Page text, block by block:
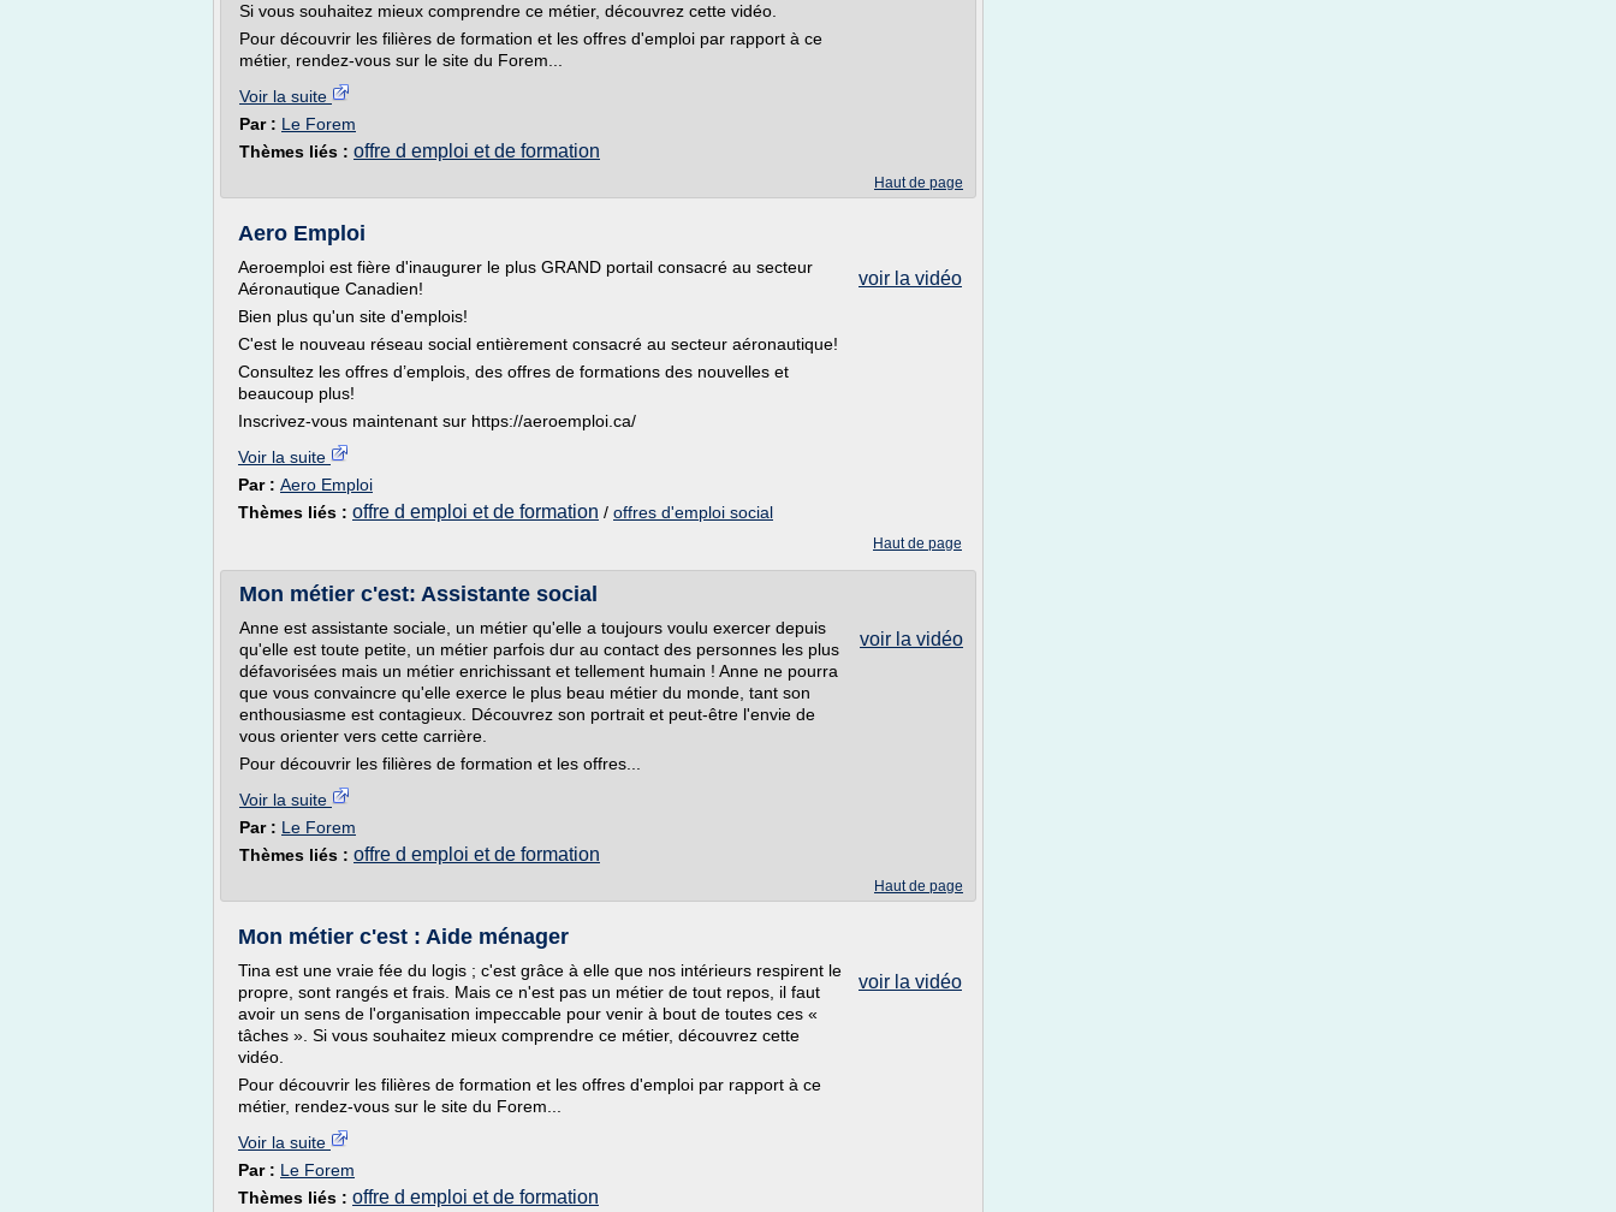
Si vous souhaitez mieux comprendre ce métier, découvrez cette vidéo.
Pour découvrir les filières de formation et les offres d'emploi par rapport à ce
métier, rendez-vous sur le site du Forem...
Voir la suite
Par : Le Forem
Thèmes liés : offre d emploi et de formation
Haut de page
Aero Emploi
voir la vidéo
Aeroemploi est fière d'inaugurer le plus GRAND portail consacré au secteur
Aéronautique Canadien!
Bien plus qu'un site d'emplois!
C'est le nouveau réseau social entièrement consacré au secteur aéronautique!
Consultez les offres d’emplois, des offres de formations des nouvelles et
beaucoup plus!
Inscrivez-vous maintenant sur https://aeroemploi.ca/
Voir la suite
Par : Aero Emploi
Thèmes liés : offre d emploi et de formation / offres d'emploi social
Haut de page
Mon métier c'est: Assistante social
voir la vidéo
Anne est assistante sociale, un métier qu'elle a toujours voulu exercer depuis
qu'elle est toute petite, un métier parfois dur au contact des personnes les plus
défavorisées mais un métier enrichissant et tellement humain ! Anne ne pourra
que vous convaincre qu'elle exerce le plus beau métier du monde, tant son
enthousiasme est contagieux. Découvrez son portrait et peut-être l'envie de
vous orienter vers cette carrière.
Pour découvrir les filières de formation et les offres...
Voir la suite
Par : Le Forem
Thèmes liés : offre d emploi et de formation
Haut de page
Mon métier c'est : Aide ménager
voir la vidéo
Tina est une vraie fée du logis ; c'est grâce à elle que nos intérieurs respirent le
propre, sont rangés et frais. Mais ce n'est pas un métier de tout repos, il faut
avoir un sens de l'organisation impeccable pour venir à bout de toutes ces «
tâches ». Si vous souhaitez mieux comprendre ce métier, découvrez cette
vidéo.
Pour découvrir les filières de formation et les offres d'emploi par rapport à ce
métier, rendez-vous sur le site du Forem...
Voir la suite
Par : Le Forem
Thèmes liés : offre d emploi et de formation